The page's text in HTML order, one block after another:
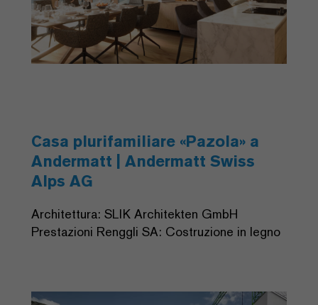
Casa plurifamiliare «Pazola» a
Andermatt | Andermatt Swiss
Alps AG
Architettura: SLIK Architekten GmbH
Prestazioni Renggli SA: Costruzione in legno